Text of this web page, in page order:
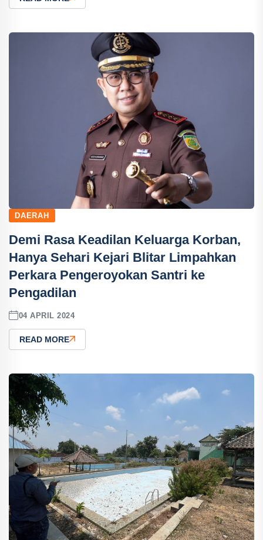
DAERAH
Demi Rasa Keadilan Keluarga Korban,
Hanya Sehari Kejari Blitar Limpahkan
Perkara Pengeroyokan Santri ke
Pengadilan
04 APRIL 2024
READ MORE